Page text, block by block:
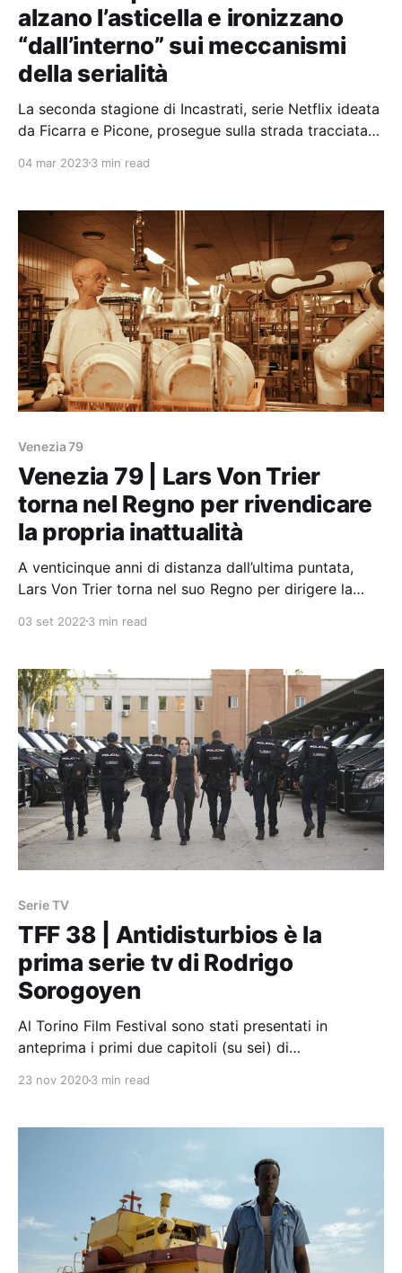
alzano l’asticella e ironizzano
“dall’interno” sui meccanismi
della serialità
La seconda stagione di Incastrati, serie Netflix ideata
da Ficarra e Picone, prosegue sulla strada tracciata
dipendenza fanatica da serie tv, ma stavolta affina i
comprimari per emergere.
04 mar 20233 min read
Venezia 79
Venezia 79 | Lars Von Trier
torna nel Regno per rivendicare
la propria inattualità
A venticinque anni di distanza dall’ultima puntata,
Lars Von Trier torna nel suo Regno per dirigere la
03 set 2022 3 min read
Serie TV
TFF 38 | Antidisturbios è la
prima serie tv di Rodrigo
Sorogoyen
Al Torino Film Festival sono stati presentati in
anteprima i primi due capitoli (su sei) di
23 nov 20203 min read